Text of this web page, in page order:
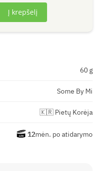
Į krepšelį
60 g
Some By Mi
🇰🇷 Pietų Korėja
12mėn. po atidarymo